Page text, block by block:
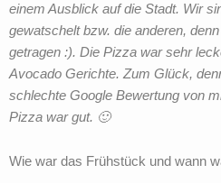
einem Ausblick auf die Stadt. Wir
gewatschelt bzw. die anderen,
getragen :). Die Pizza war sehr
Avocado Gerichte. Zum Glück,
schlechte Google Bewertung von
Pizza war gut. 🙂
Wie war das Frühstück und wann